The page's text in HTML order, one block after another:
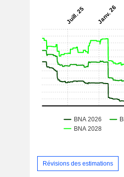
Révisions des estimations